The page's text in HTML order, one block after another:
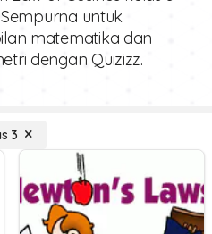
untuk
matematika dan
dengan Quizizz.
3